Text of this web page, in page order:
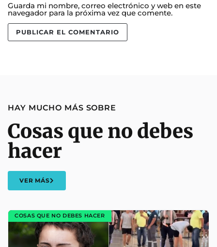
Guarda mi nombre, correo electrónico y web en este
navegador para la próxima vez que comente.
HAY MUCHO MÁS SOBRE
Cosas que no debes
hacer
VER MÁS
COSAS QUE NO DEBES HACER